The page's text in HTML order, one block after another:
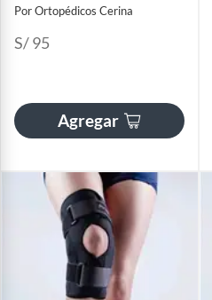
Por Ortopédicos Cerina
S/ 95
Agregar